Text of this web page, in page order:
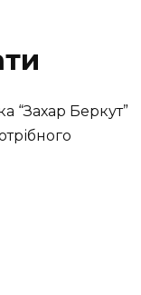
“Захар Беркут”